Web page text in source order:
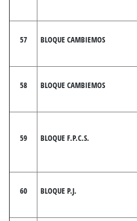
57 BLOQUE CAMBIEMOS
58 BLOQUE CAMBIEMOS
59 BLOQUE F.P.C.S.
60 BLOQUE P.J.